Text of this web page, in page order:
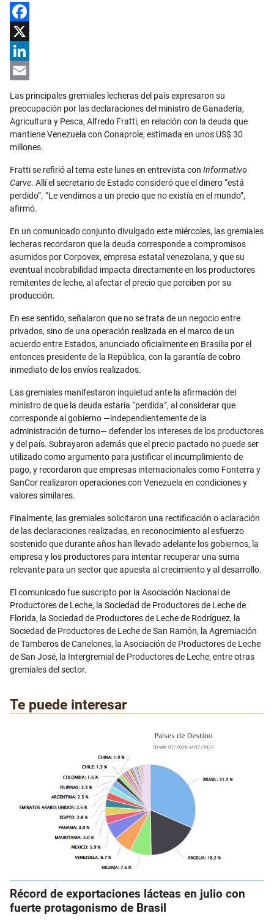
Facebook
X
LinkedIn
Las principales gremiales lecheras del país expresaron su
preocupación por las declaraciones del ministro de Ganadería,
Agricultura y Pesca, Alfredo Fratti, en relación con la deuda que
mantiene Venezuela con Conaprole, estimada en unos US$ 30
millones.
Fratti se refirió al tema este lunes en entrevista con Informativo
Carve. Allí el secretario de Estado consideró que el dinero “está
perdido”. “Le vendimos a un precio que no existía en el mundo”,
afirmó.
En un comunicado conjunto divulgado este miércoles, las gremiales
lecheras recordaron que la deuda corresponde a compromisos
asumidos por Corpovex, empresa estatal venezolana, y que su
eventual incobrabilidad impacta directamente en los productores
remitentes de leche, al afectar el precio que perciben por su
producción.
En ese sentido, señalaron que no se trata de un negocio entre
privados, sino de una operación realizada en el marco de un
acuerdo entre Estados, anunciado oficialmente en Brasilia por el
entonces presidente de la República, con la garantía de cobro
inmediato de los envíos realizados.
Las gremiales manifestaron inquietud ante la afirmación del
ministro de que la deuda estaría “perdida”, al considerar que
corresponde al gobierno —independientemente de la
administración de turno— defender los intereses de los productores
y del país. Subrayaron además que el precio pactado no puede ser
utilizado como argumento para justificar el incumplimiento de
pago, y recordaron que empresas internacionales como Fonterra y
SanCor realizaron operaciones con Venezuela en condiciones y
valores similares.
Finalmente, las gremiales solicitaron una rectificación o aclaración
de las declaraciones realizadas, en reconocimiento al esfuerzo
sostenido que durante años han llevado adelante los gobiernos, la
empresa y los productores para intentar recuperar una suma
relevante para un sector que apuesta al crecimiento y al desarrollo.
El comunicado fue suscripto por la Asociación Nacional de
Productores de Leche, la Sociedad de Productores de Leche de
Florida, la Sociedad de Productores de Leche de Rodríguez, la
Sociedad de Productores de Leche de San Ramón, la Agremiación
de Tamberos de Canelones, la Asociación de Productores de Leche
de San José, la Intergremial de Productores de Leche, entre otras
gremiales del sector.
Te puede interesar
Récord de exportaciones lácteas en julio con
fuerte protagonismo de Brasil